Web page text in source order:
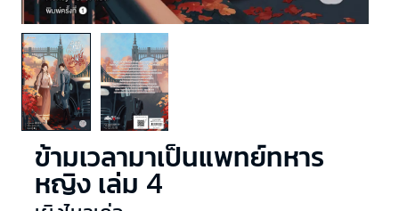
ข้ามเวลามาเป็นแพทย์ทหาร
หญิง เล่ม 4